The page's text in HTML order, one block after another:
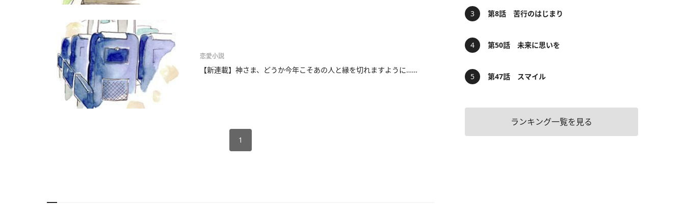
恋愛小説
【新連載】神さま、どうか今年こそあの人と縁を切れますように……
1
第8話 苦行のはじまり
第50話 未来に思いを
第47話 スマイル
ランキング一覧を見る